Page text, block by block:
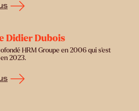
Didier Dubois
HRM Groupe en 2006 qui s'est
2023.